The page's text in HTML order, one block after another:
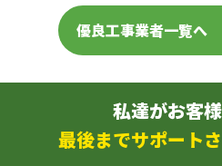
優良工事業者一覧へ
私達がお客
最後までサポート